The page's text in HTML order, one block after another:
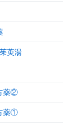
萸湯
薬②
薬①